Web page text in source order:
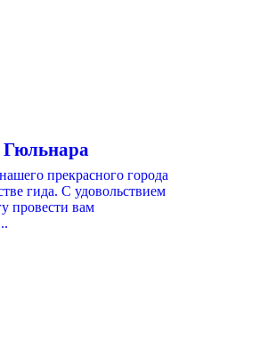
прекрасного города
гида. С удовольствием
провести вам